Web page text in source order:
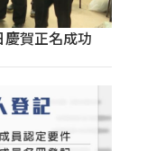
賀正名成功